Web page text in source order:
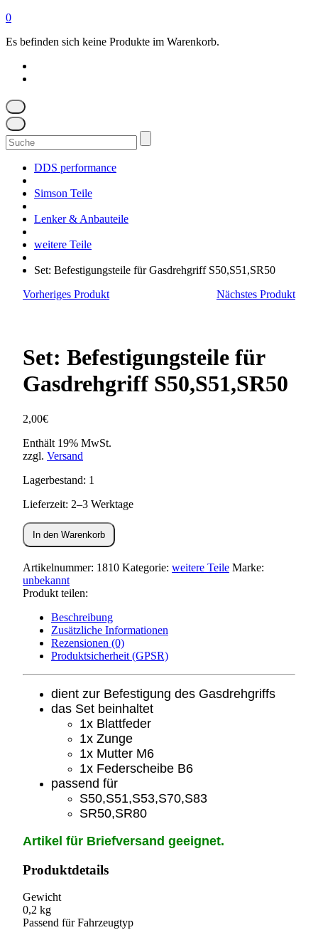
0
Es befinden sich keine Produkte im Warenkorb.
Suchen
nach:
DDS performance
Simson Teile
Lenker & Anbauteile
weitere Teile
Set: Befestigungsteile für Gasdrehgriff S50,S51,SR50
Vorheriges Produkt
Nächstes Produkt
Set: Befestigungsteile für
Gasdrehgriff S50,S51,SR50
2,00€
Enthält 19% MwSt.
zzgl. Versand
Lagerbestand: 1
Lieferzeit: 2–3 Werktage
Set:
Befestigungsteile
Gasdrehgriff
S50,S51,SR50
Menge
In den Warenkorb
Artikelnummer: 1810 Kategorie: weitere Teile Marke:
unbekannt
Produkt teilen:
Beschreibung
Zusätzliche Informationen
Rezensionen (0)
Produktsicherheit (GPSR)
dient zur Befestigung des Gasdrehgriffs
das Set beinhaltet
1x Blattfeder
1x Zunge
1x Mutter M6
1x Federscheibe B6
passend für
S50,S51,S53,S70,S83
SR50,SR80
Artikel für Briefversand geeignet.
Produktdetails
Gewicht
0,2 kg
Passend für Fahrzeugtyp